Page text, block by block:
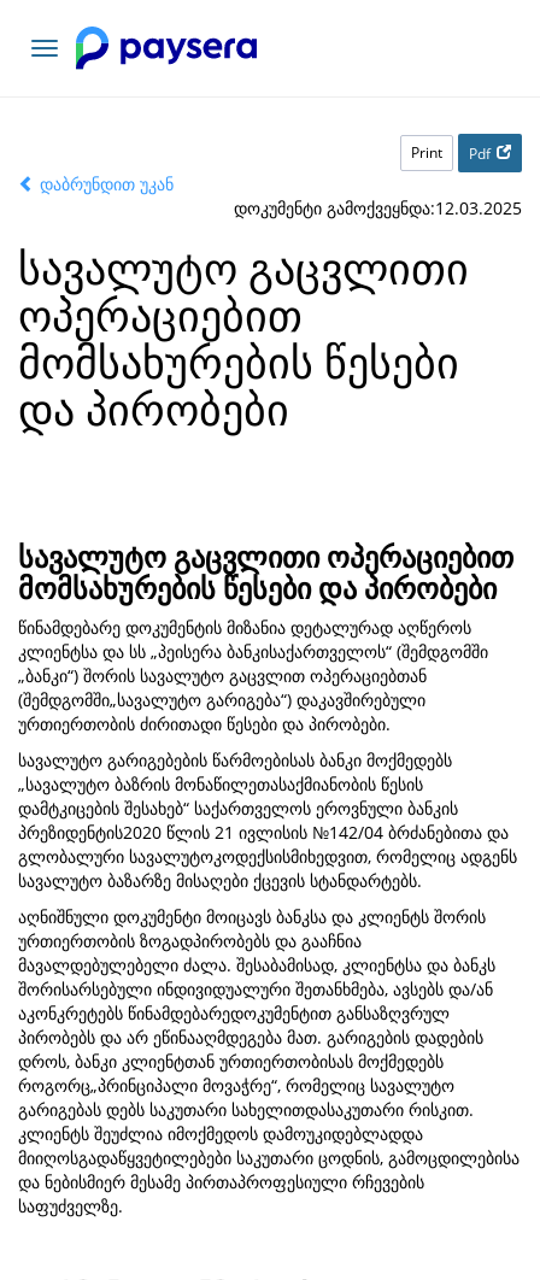
Toggle
navigation
Print Pdf
დაბრუნდით უკან
დოკუმენტი გამოქვეყნდა:12.03.2025
სავალუტო გაცვლითი
ოპერაციებით
მომსახურების წესები
და პირობები
სავალუტო გაცვლითი ოპერაციებით
მომსახურების წესები და პირობები
წინამდებარე დოკუმენტის მიზანია დეტალურად აღწეროს
კლიენტსა და სს „პეისერა ბანკისაქართველოს“ (შემდგომში
„ბანკი“) შორის სავალუტო გაცვლით ოპერაციებთან
(შემდგომში„სავალუტო გარიგება“) დაკავშირებული
ურთიერთობის ძირითადი წესები და პირობები.
სავალუტო გარიგებების წარმოებისას ბანკი მოქმედებს
„სავალუტო ბაზრის მონაწილეთასაქმიანობის წესის
დამტკიცების შესახებ“ საქართველოს ეროვნული ბანკის
პრეზიდენტის2020 წლის 21 ივლისის №142/04 ბრძანებითა და
გლობალური სავალუტოკოდექსისმიხედვით, რომელიც ადგენს
სავალუტო ბაზარზე მისაღები ქცევის სტანდარტებს.
აღნიშნული დოკუმენტი მოიცავს ბანკსა და კლიენტს შორის
ურთიერთობის ზოგადპირობებს და გააჩნია
მავალდებულებელი ძალა. შესაბამისად, კლიენტსა და ბანკს
შორისარსებული ინდივიდუალური შეთანხმება, ავსებს და/ან
აკონკრეტებს წინამდებარედოკუმენტით განსაზღვრულ
პირობებს და არ ეწინააღმდეგება მათ. გარიგების დადების
დროს, ბანკი კლიენტთან ურთიერთობისას მოქმედებს
როგორც„პრინციპალი მოვაჭრე“, რომელიც სავალუტო
გარიგებას დებს საკუთარი სახელითდასაკუთარი რისკით.
კლიენტს შეუძლია იმოქმედოს დამოუკიდებლადდა
მიიღოსგადაწყვეტილებები საკუთარი ცოდნის, გამოცდილებისა
და ნებისმიერ მესამე პირთაპროფესიული რჩევების
საფუძველზე.